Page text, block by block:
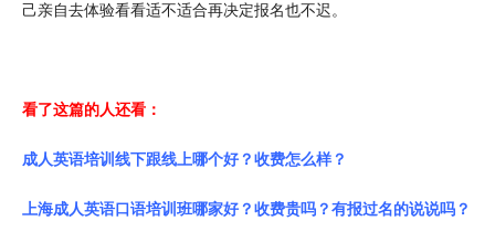
己亲自去体验看看适不适合再决定报名也不迟。
看了这篇的人还看：
成人英语培训线下跟线上哪个好？收费怎么样？
上海成人英语口语培训班哪家好？收费贵吗？有报过名的说说吗？